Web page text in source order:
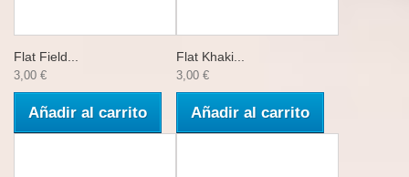
Flat Field...
3,00 €
Añadir al carrito
Flat Khaki...
3,00 €
Añadir al carrito